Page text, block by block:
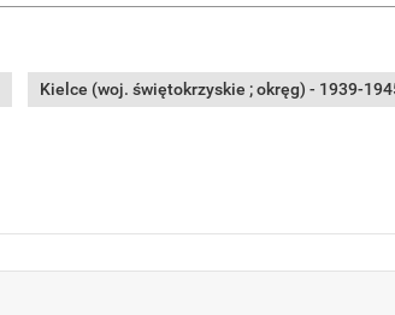
Kielce (woj. świętokrzyskie ; okręg) - 1939-